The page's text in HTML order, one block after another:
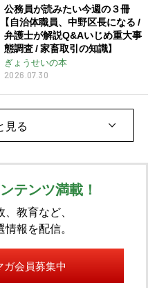
公務員が読みたい今週の３冊
【自治体職員、中野区長になる /
弁護士が解説Q&Aいじめ重大事
態調査 / 家畜取引の知識】
ぎょうせいの本
2026.07.30
見る
テンツ満載！
教育など、
報を配信。
会員募集中